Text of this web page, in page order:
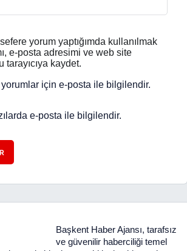
yorum yaptığımda kullanılmak
e-posta adresimi ve web site
tarayıcıya kaydet.
için e-posta ile bilgilendir.
e-posta ile bilgilendir.
Başkent Haber Ajansı, tarafsız
ve güvenilir haberciliği temel